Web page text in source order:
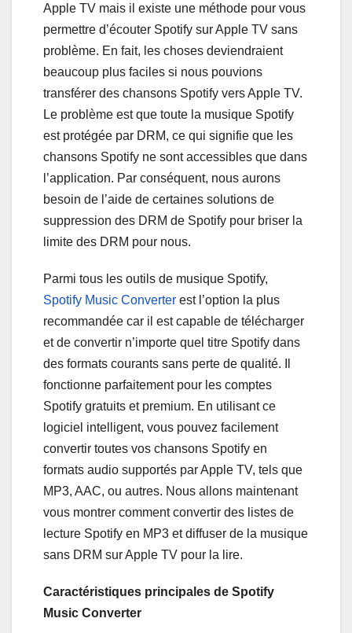
Apple TV mais il existe une méthode pour vous
permettre d’écouter Spotify sur Apple TV sans
problème. En fait, les choses deviendraient
beaucoup plus faciles si nous pouvions
transférer des chansons Spotify vers Apple TV.
Le problème est que toute la musique Spotify
est protégée par DRM, ce qui signifie que les
chansons Spotify ne sont accessibles que dans
l’application. Par conséquent, nous aurons
besoin de l’aide de certaines solutions de
suppression des DRM de Spotify pour briser la
limite des DRM pour nous.
Parmi tous les outils de musique Spotify,
Spotify Music Converter est l’option la plus
recommandée car il est capable de télécharger
et de convertir n’importe quel titre Spotify dans
des formats courants sans perte de qualité. Il
fonctionne parfaitement pour les comptes
Spotify gratuits et premium. En utilisant ce
logiciel intelligent, vous pouvez facilement
convertir toutes vos chansons Spotify en
formats audio supportés par Apple TV, tels que
MP3, AAC, ou autres. Nous allons maintenant
vous montrer comment convertir des listes de
lecture Spotify en MP3 et diffuser de la musique
sans DRM sur Apple TV pour la lire.
Caractéristiques principales de Spotify
Music Converter